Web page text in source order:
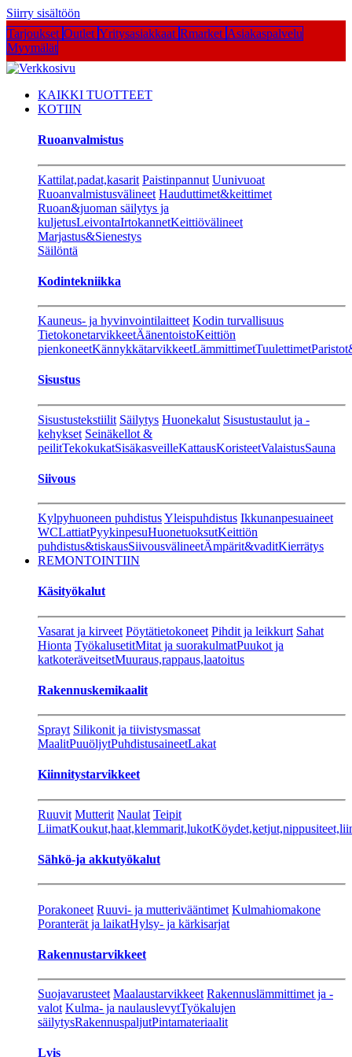
Siirry sisältöön
Tarjoukset Outlet Yritysasiakkaat Rmarket Asiakaspalvelu
Myymälät
KAIKKI TUOTTEET
KOTIIN
Ruoanvalmistus
Kattilat,padat,kasarit Paistinpannut Uunivuoat
Ruoanvalmistusvälineet Hauduttimet&keittimet
Ruoan&juoman säilytys ja
kuljetusLeivontaIrtokannetKeittiövälineet
Marjastus&Sienestys
Säilöntä
Kodintekniikka
Kauneus- ja hyvinvointilaitteet Kodin turvallisuus
TietokonetarvikkeetÄänentoistoKeittiön
pienkoneetKännykkätarvikkeetLämmittimetTuulettimet
Sisustus
Sisustustekstiilit Säilytys Huonekalut Sisustustaulut ja -
kehykset Seinäkellot &
peilitTekokukatSisäkasveilleKattausKoristeetValaistusSauna
Siivous
Kylpyhuoneen puhdistusYleispuhdistus Ikkunanpesuaineet
WCLattiatPyykinpesuHuonetuoksutKeittiön
puhdistus&tiskausSiivousvälineetÄmpärit&vaditKierrätys
REMONTOINTIIN
Käsityökalut
Vasarat ja kirveet Pöytätietokoneet Pihdit ja leikkurt Sahat
Hionta TyökalusetitMitat ja suorakulmatPuukot ja
katkoteräveitsetMuuraus,rappaus,laatoitus
Rakennuskemikaalit
Sprayt Silikonit ja tiivistysmassat
MaalitPuuöljytPuhdistusaineetLakat
Kiinnitystarvikkeet
Ruuvit Mutterit Naulat Teipit
LiimatKoukut,haat,klemmarit,lukot
Sähkö-ja akkutyökalut
Porakoneet Ruuvi- ja mutterivääntimet Kulmahiomakone
Poranterät ja laikatHylsy- ja kärkisarjat
Rakennustarvikkeet
Suojavarusteet Maalaustarvikkeet Rakennuslämmittimet ja -
valot Kulma- ja naulauslevytTyökalujen
säilytysRakennuspaljutPintamateriaalit
Lvis